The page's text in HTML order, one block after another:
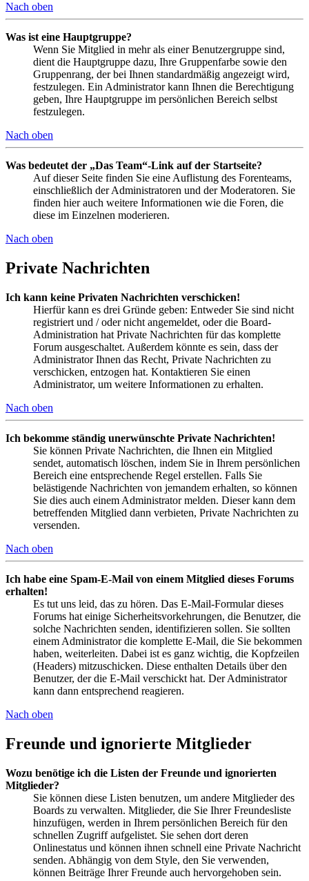
Nach oben
Was ist eine Hauptgruppe?
Wenn Sie Mitglied in mehr als einer Benutzergruppe sind,
dient die Hauptgruppe dazu, Ihre Gruppenfarbe sowie den
Gruppenrang, der bei Ihnen standardmäßig angezeigt wird,
festzulegen. Ein Administrator kann Ihnen die Berechtigung
geben, Ihre Hauptgruppe im persönlichen Bereich selbst
festzulegen.
Nach oben
Was bedeutet der „Das Team“-Link auf der Startseite?
Auf dieser Seite finden Sie eine Auflistung des Forenteams,
einschließlich der Administratoren und der Moderatoren. Sie
finden hier auch weitere Informationen wie die Foren, die
diese im Einzelnen moderieren.
Nach oben
Private Nachrichten
Ich kann keine Privaten Nachrichten verschicken!
Hierfür kann es drei Gründe geben: Entweder Sie sind nicht
registriert und / oder nicht angemeldet, oder die Board-
Administration hat Private Nachrichten für das komplette
Forum ausgeschaltet. Außerdem könnte es sein, dass der
Administrator Ihnen das Recht, Private Nachrichten zu
verschicken, entzogen hat. Kontaktieren Sie einen
Administrator, um weitere Informationen zu erhalten.
Nach oben
Ich bekomme ständig unerwünschte Private Nachrichten!
Sie können Private Nachrichten, die Ihnen ein Mitglied
sendet, automatisch löschen, indem Sie in Ihrem persönlichen
Bereich eine entsprechende Regel erstellen. Falls Sie
belästigende Nachrichten von jemandem erhalten, so können
Sie dies auch einem Administrator melden. Dieser kann dem
betreffenden Mitglied dann verbieten, Private Nachrichten zu
versenden.
Nach oben
Ich habe eine Spam-E-Mail von einem Mitglied dieses Forums
erhalten!
Es tut uns leid, das zu hören. Das E-Mail-Formular dieses
Forums hat einige Sicherheitsvorkehrungen, die Benutzer, die
solche Nachrichten senden, identifizieren sollen. Sie sollten
einem Administrator die komplette E-Mail, die Sie bekommen
haben, weiterleiten. Dabei ist es ganz wichtig, die Kopfzeilen
(Headers) mitzuschicken. Diese enthalten Details über den
Benutzer, der die E-Mail verschickt hat. Der Administrator
kann dann entsprechend reagieren.
Nach oben
Freunde und ignorierte Mitglieder
Wozu benötige ich die Listen der Freunde und ignorierten
Mitglieder?
Sie können diese Listen benutzen, um andere Mitglieder des
Boards zu verwalten. Mitglieder, die Sie Ihrer Freundesliste
hinzufügen, werden in Ihrem persönlichen Bereich für den
schnellen Zugriff aufgelistet. Sie sehen dort deren
Onlinestatus und können ihnen schnell eine Private Nachricht
senden. Abhängig von dem Style, den Sie verwenden,
können Beiträge Ihrer Freunde auch hervorgehoben sein.